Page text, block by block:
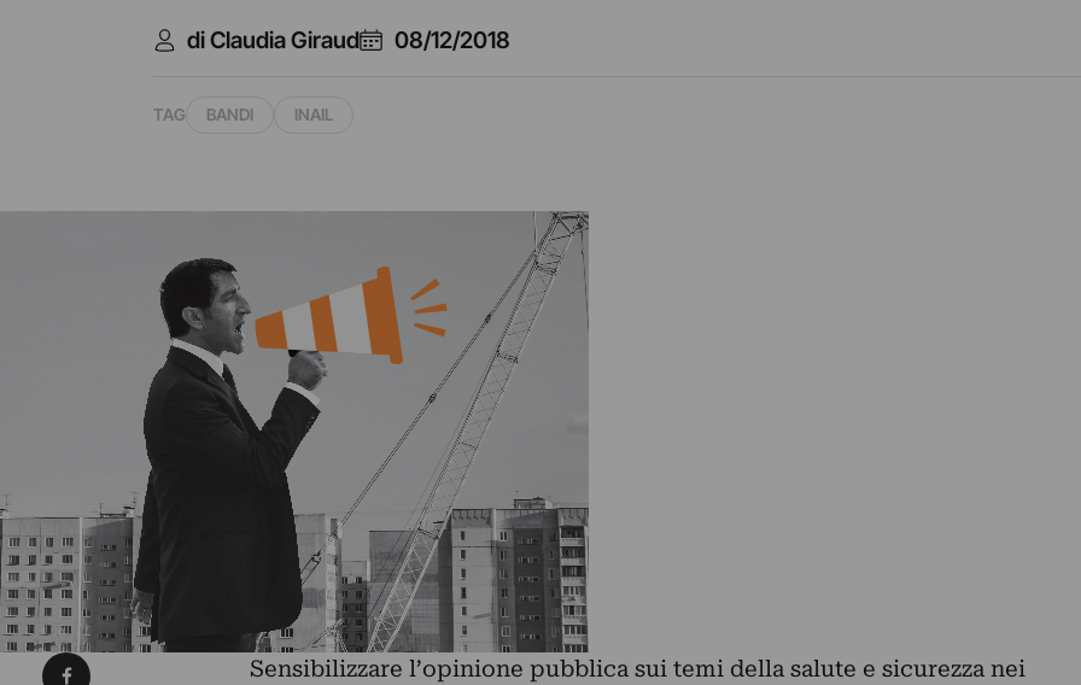
di Claudia Giraud 08/12/2018
TAG BANDI INAIL
Sensibilizzare l’opinione pubblica sui temi della salute e sicurezza nei
Condividi su Facebook